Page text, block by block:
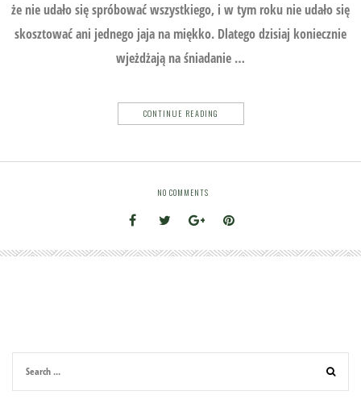
że nie udało się spróbować wszystkiego, i w tym roku nie udało się
skosztować ani jednego jaja na miękko. Dlatego dzisiaj koniecznie
wjeżdżają na śniadanie …
CONTINUE READING
NO COMMENTS